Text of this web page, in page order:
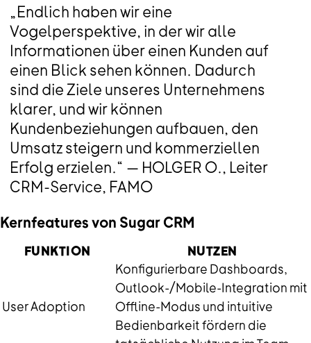
„Endlich haben wir eine
Vogelperspektive, in der wir alle
Informationen über einen Kunden auf
einen Blick sehen können. Dadurch
sind die Ziele unseres Unternehmens
klarer, und wir können
Kundenbeziehungen aufbauen, den
Umsatz steigern und kommerziellen
Erfolg erzielen.“ — HOLGER O., Leiter
CRM-Service, FAMO
Kernfeatures von Sugar CRM
FUNKTION NUTZEN
User Adoption
Konfigurierbare Dashboards,
Outlook-/Mobile-Integration mit
Offline-Modus und intuitive
Bedienbarkeit fördern die